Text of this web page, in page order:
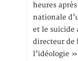
heures
nationale
et le suicide
directeur de
l’idéologie